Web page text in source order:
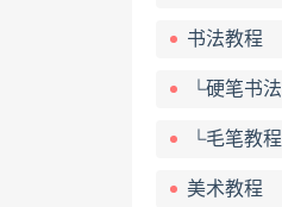
书法教程
└硬笔书法
└毛笔教程
美术教程